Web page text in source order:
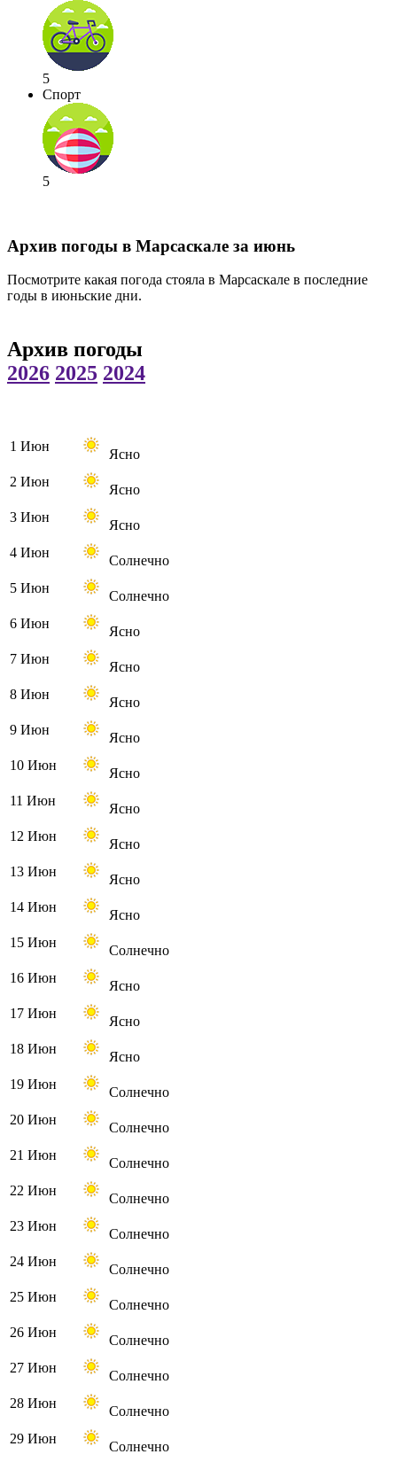
5
Спорт
5
Архив погоды в Марсаскале за июнь
Посмотрите какая погода стояла в Марсаскале в последние
годы в июньские дни.
Архив погоды
2026 2025 2024
1 Июн
Ясно
2 Июн
Ясно
3 Июн
Ясно
4 Июн
Солнечно
5 Июн
Солнечно
6 Июн
Ясно
7 Июн
Ясно
8 Июн
Ясно
9 Июн
Ясно
10 Июн
Ясно
11 Июн
Ясно
12 Июн
Ясно
13 Июн
Ясно
14 Июн
Ясно
15 Июн
Солнечно
16 Июн
Ясно
17 Июн
Ясно
18 Июн
Ясно
19 Июн
Солнечно
20 Июн
Солнечно
21 Июн
Солнечно
22 Июн
Солнечно
23 Июн
Солнечно
24 Июн
Солнечно
25 Июн
Солнечно
26 Июн
Солнечно
27 Июн
Солнечно
28 Июн
Солнечно
29 Июн
Солнечно